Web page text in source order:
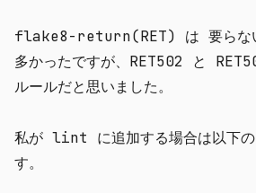
flake8-return(RET) は 要らない
多かったですが、RET502 と
ルールだと思いました。
私が lint に追加する場合は以下の
す。